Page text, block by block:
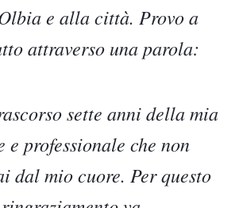
e alla città. Provo a
attraverso una parola:
sette anni della mia
e professionale che non
dal mio cuore. Per questo